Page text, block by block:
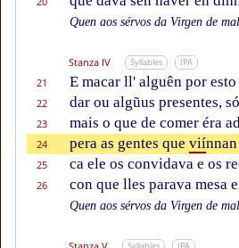
Quen aos sérvos da Virgen de
Stanza IV Syllables IPA
21 E macar ll' alguên por
22 dar ou algũus presentes,
23 mais o que de comer éra
24 pera as gentes que vií
25 ca ele os convidava e os
26 con que lles parava mesa
Quen aos sérvos da Virgen de